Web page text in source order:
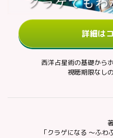
詳細は
西洋占星術の基礎から
視聴期限なし
「クラゲになる ～ふわ